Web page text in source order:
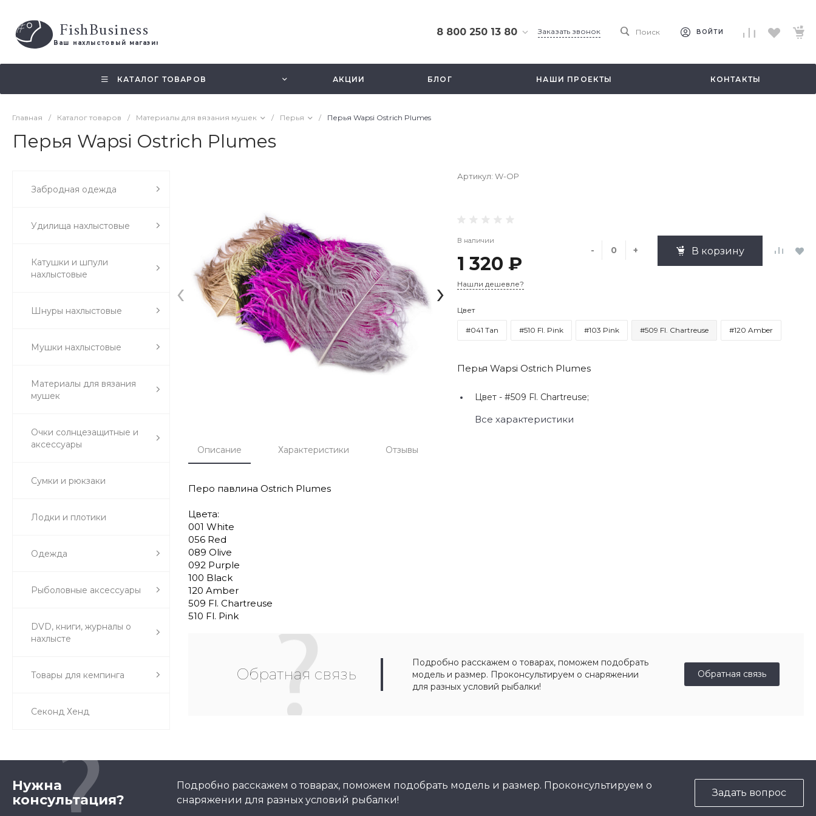
FishBusiness
Ваш нахлыстовый магазин
8 800 250 13 80
ул. Смольная 63б, этаж
2.5
info@fishbusinezz.ru
Заказать звонок Поиск ВОЙТИ
КАТАЛОГ ТОВАРОВ АКЦИИ БЛОГ НАШИ ПРОЕКТЫ КОНТАКТЫ
Главная / Каталог товаров / Материалы для вязания мушек / Перья / Перья Wapsi Ostrich Plumes
Перья Wapsi Ostrich Plumes
Забродная одежда
Удилища нахлыстовые
Катушки и шпули
нахлыстовые
Шнуры нахлыстовые
Мушки нахлыстовые
Материалы для вязания
мушек
Очки солнцезащитные и
аксессуары
Сумки и рюкзаки
Лодки и плотики
Одежда
Рыболовные аксессуары
DVD, книги, журналы о
нахлысте
Товары для кемпинга
Секонд Хенд
‹ ›
Артикул: W-OP
В наличии
1 320 ₽
- + В корзину
Нашли дешевле?
Цвет
#041 Tan #510 Fl. Pink #103 Pink #509 Fl. Chartreuse #120 Amber
Перья Wapsi Ostrich Plumes
Цвет - #509 Fl. Chartreuse;
Все характеристики
Описание Характеристики Отзывы
Перо павлина Ostrich Plumes
Цвета:
001 White
056 Red
089 Olive
092 Purple
100 Black
120 Amber
509 Fl. Chartreuse
510 Fl. Pink
Обратная связь
Подробно расскажем о товарах, поможем подобрать
модель и размер. Проконсультируем о снаряжении
для разных условий рыбалки!
Обратная связь
Нужна
консультация?
Подробно расскажем о товарах, поможем подобрать модель и размер. Проконсультируем о
снаряжении для разных условий рыбалки!
Задать вопрос